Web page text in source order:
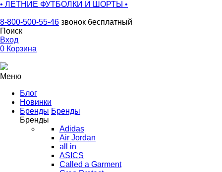
• ЛЕТНИЕ ФУТБОЛКИ И ШОРТЫ •
8-800-500-55-46 звонок бесплатный
Поиск
Вход
0 Корзина
Меню
Блог
Новинки
Бренды Бренды
Бренды
Adidas
Air Jordan
all in
ASICS
Called a Garment